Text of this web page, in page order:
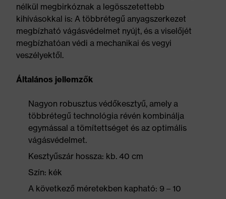
nélkül megbirkóznak a legösszetettebb
kihívásokkal is: A többrétegű anyagszerkezet
megbízható vágásvédelmet nyújt, és a viselőjét
megbízhatóan védi a mechanikai és vegyi
veszélyektől.
Általános jellemzők
Nagyon robusztus védőkesztyű, amely a
többrétegű technológia révén kombinálja
egymással a tömítettséget és az optimális
vágásvédelmet.
Kesztyűszár hossza: kb. 40 cm
Szín: kék
A következő méretekben kapható: 9 – 10